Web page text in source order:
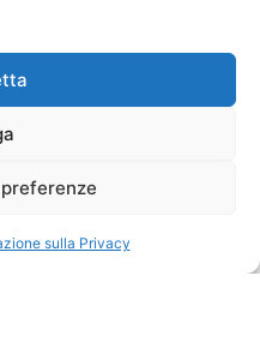
sulla Privacy